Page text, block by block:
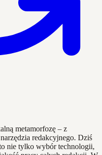
metamorfozę – z
redakcyjnego. Dziś
nie tylko wybór technologii,